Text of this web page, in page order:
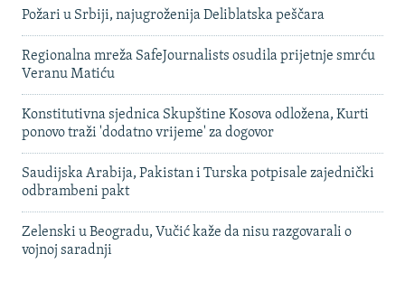
Požari u Srbiji, najugroženija Deliblatska peščara
Regionalna mreža SafeJournalists osudila prijetnje smrću
Veranu Matiću
Konstitutivna sjednica Skupštine Kosova odložena, Kurti
ponovo traži 'dodatno vrijeme' za dogovor
Saudijska Arabija, Pakistan i Turska potpisale zajednički
odbrambeni pakt
Zelenski u Beogradu, Vučić kaže da nisu razgovarali o
vojnoj saradnji